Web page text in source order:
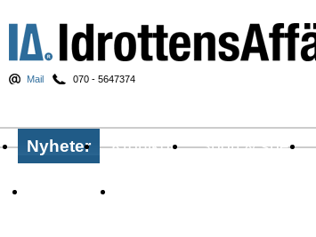
Mail 070 - 5647374
Nyheter Krönikor Sport & spel